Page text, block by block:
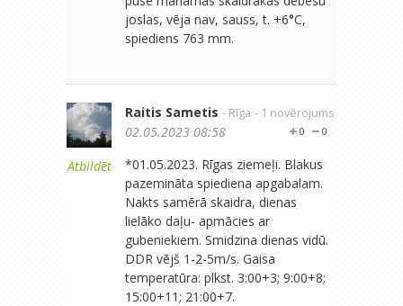
joslas, vēja nav, sauss, t. +6°C,
spiediens 763 mm.
Atbildēt
Raitis Sametis - Rīga - 1 novērojums
0
0
02.05.2023 08:58
*01.05.2023. Rīgas ziemeļi. Blakus
pazemināta spiediena apgabalam.
Nakts samērā skaidra, dienas
lielāko daļu- apmācies ar
gubeniekiem. Smidzina dienas vidū.
DDR vējš 1-2-5m/s. Gaisa
temperatūra: plkst. 3:00+3; 9:00+8;
15:00+11; 21:00+7.